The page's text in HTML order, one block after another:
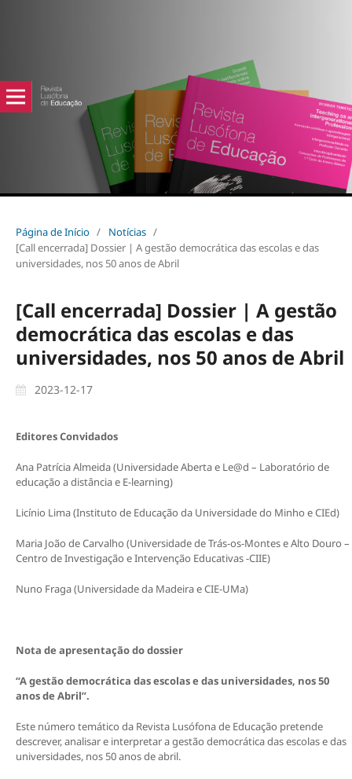
Página de Início / Notícias /
[Call encerrada] Dossier | A gestão democrática das escolas e das
universidades, nos 50 anos de Abril
[Call encerrada] Dossier | A gestão
democrática das escolas e das
universidades, nos 50 anos de Abril
2023-12-17
Editores Convidados
Ana Patrícia Almeida (Universidade Aberta e Le@d – Laboratório de
educação a distância e E-learning)
Licínio Lima (Instituto de Educação da Universidade do Minho e CIEd)
Maria João de Carvalho (Universidade de Trás-os-Montes e Alto Douro –
Centro de Investigação e Intervenção Educativas -CIIE)
Nuno Fraga (Universidade da Madeira e CIE-UMa)
Nota de apresentação do dossier
“A gestão democrática das escolas e das universidades, nos 50
anos de Abril”.
Este número temático da Revista Lusófona de Educação pretende
descrever, analisar e interpretar a gestão democrática das escolas e das
universidades, nos 50 anos de abril.